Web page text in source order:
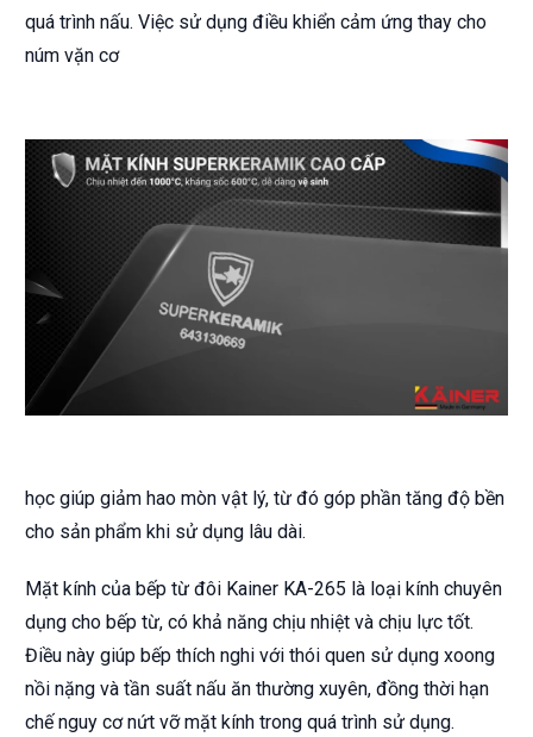
quá trình nấu. Việc sử dụng điều khiển cảm ứng thay cho
núm vặn cơ
học giúp giảm hao mòn vật lý, từ đó góp phần tăng độ bền
cho sản phẩm khi sử dụng lâu dài.
Mặt kính của bếp từ đôi Kainer KA-265 là loại kính chuyên
dụng cho bếp từ, có khả năng chịu nhiệt và chịu lực tốt.
Điều này giúp bếp thích nghi với thói quen sử dụng xoong
nồi nặng và tần suất nấu ăn thường xuyên, đồng thời hạn
chế nguy cơ nứt vỡ mặt kính trong quá trình sử dụng.